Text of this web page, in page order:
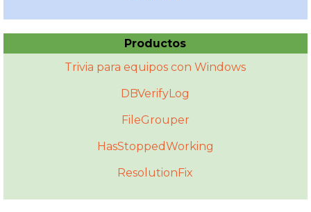
Productos
Trivia para equipos con Windows
DBVerifyLog
FileGrouper
HasStoppedWorking
ResolutionFix